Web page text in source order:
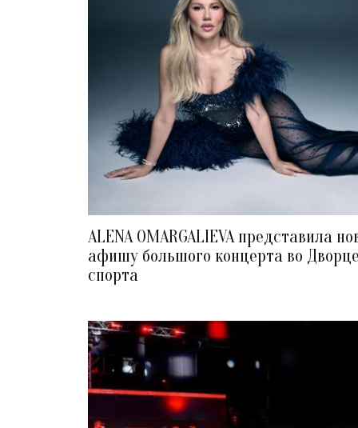
ALENA OMARGALIEVA представила
афишу большого концерта во
спорта